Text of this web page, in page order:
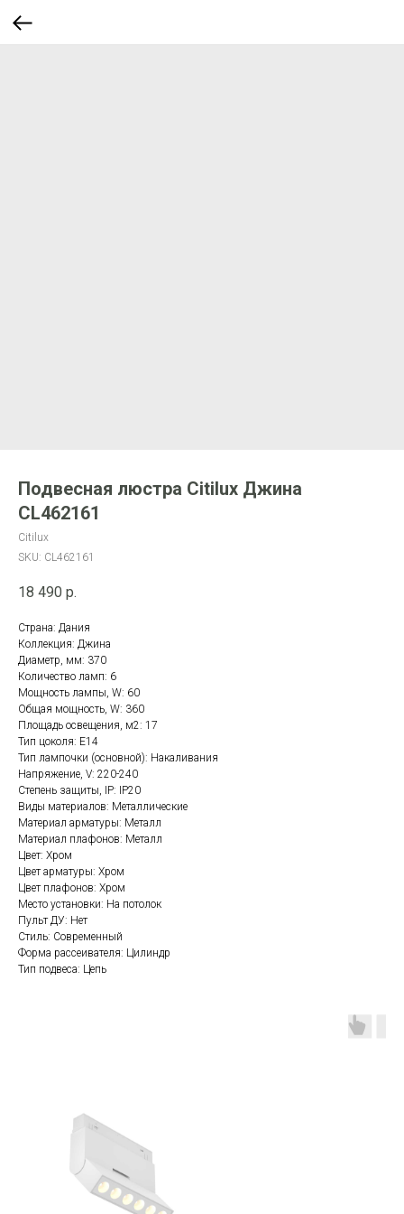
Подвесная люстра Citilux Джина
CL462161
Citilux
SKU: CL462161
18 490 р.
Страна: Дания
Коллекция: Джина
Диаметр, мм: 370
Количество ламп: 6
Мощность лампы, W: 60
Общая мощность, W: 360
Площадь освещения, м2: 17
Тип цоколя: E14
Тип лампочки (основной): Накаливания
Напряжение, V: 220-240
Степень защиты, IP: IP20
Виды материалов: Металлические
Материал арматуры: Металл
Материал плафонов: Металл
Цвет: Хром
Цвет арматуры: Хром
Цвет плафонов: Хром
Место установки: На потолок
Пульт ДУ: Нет
Стиль: Современный
Форма рассеивателя: Цилиндр
Тип подвеса: Цепь